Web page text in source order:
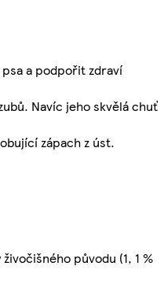
a podpořit zdraví
Navíc jeho skvělá chuť
zápach z úst.
původu (1, 1 %